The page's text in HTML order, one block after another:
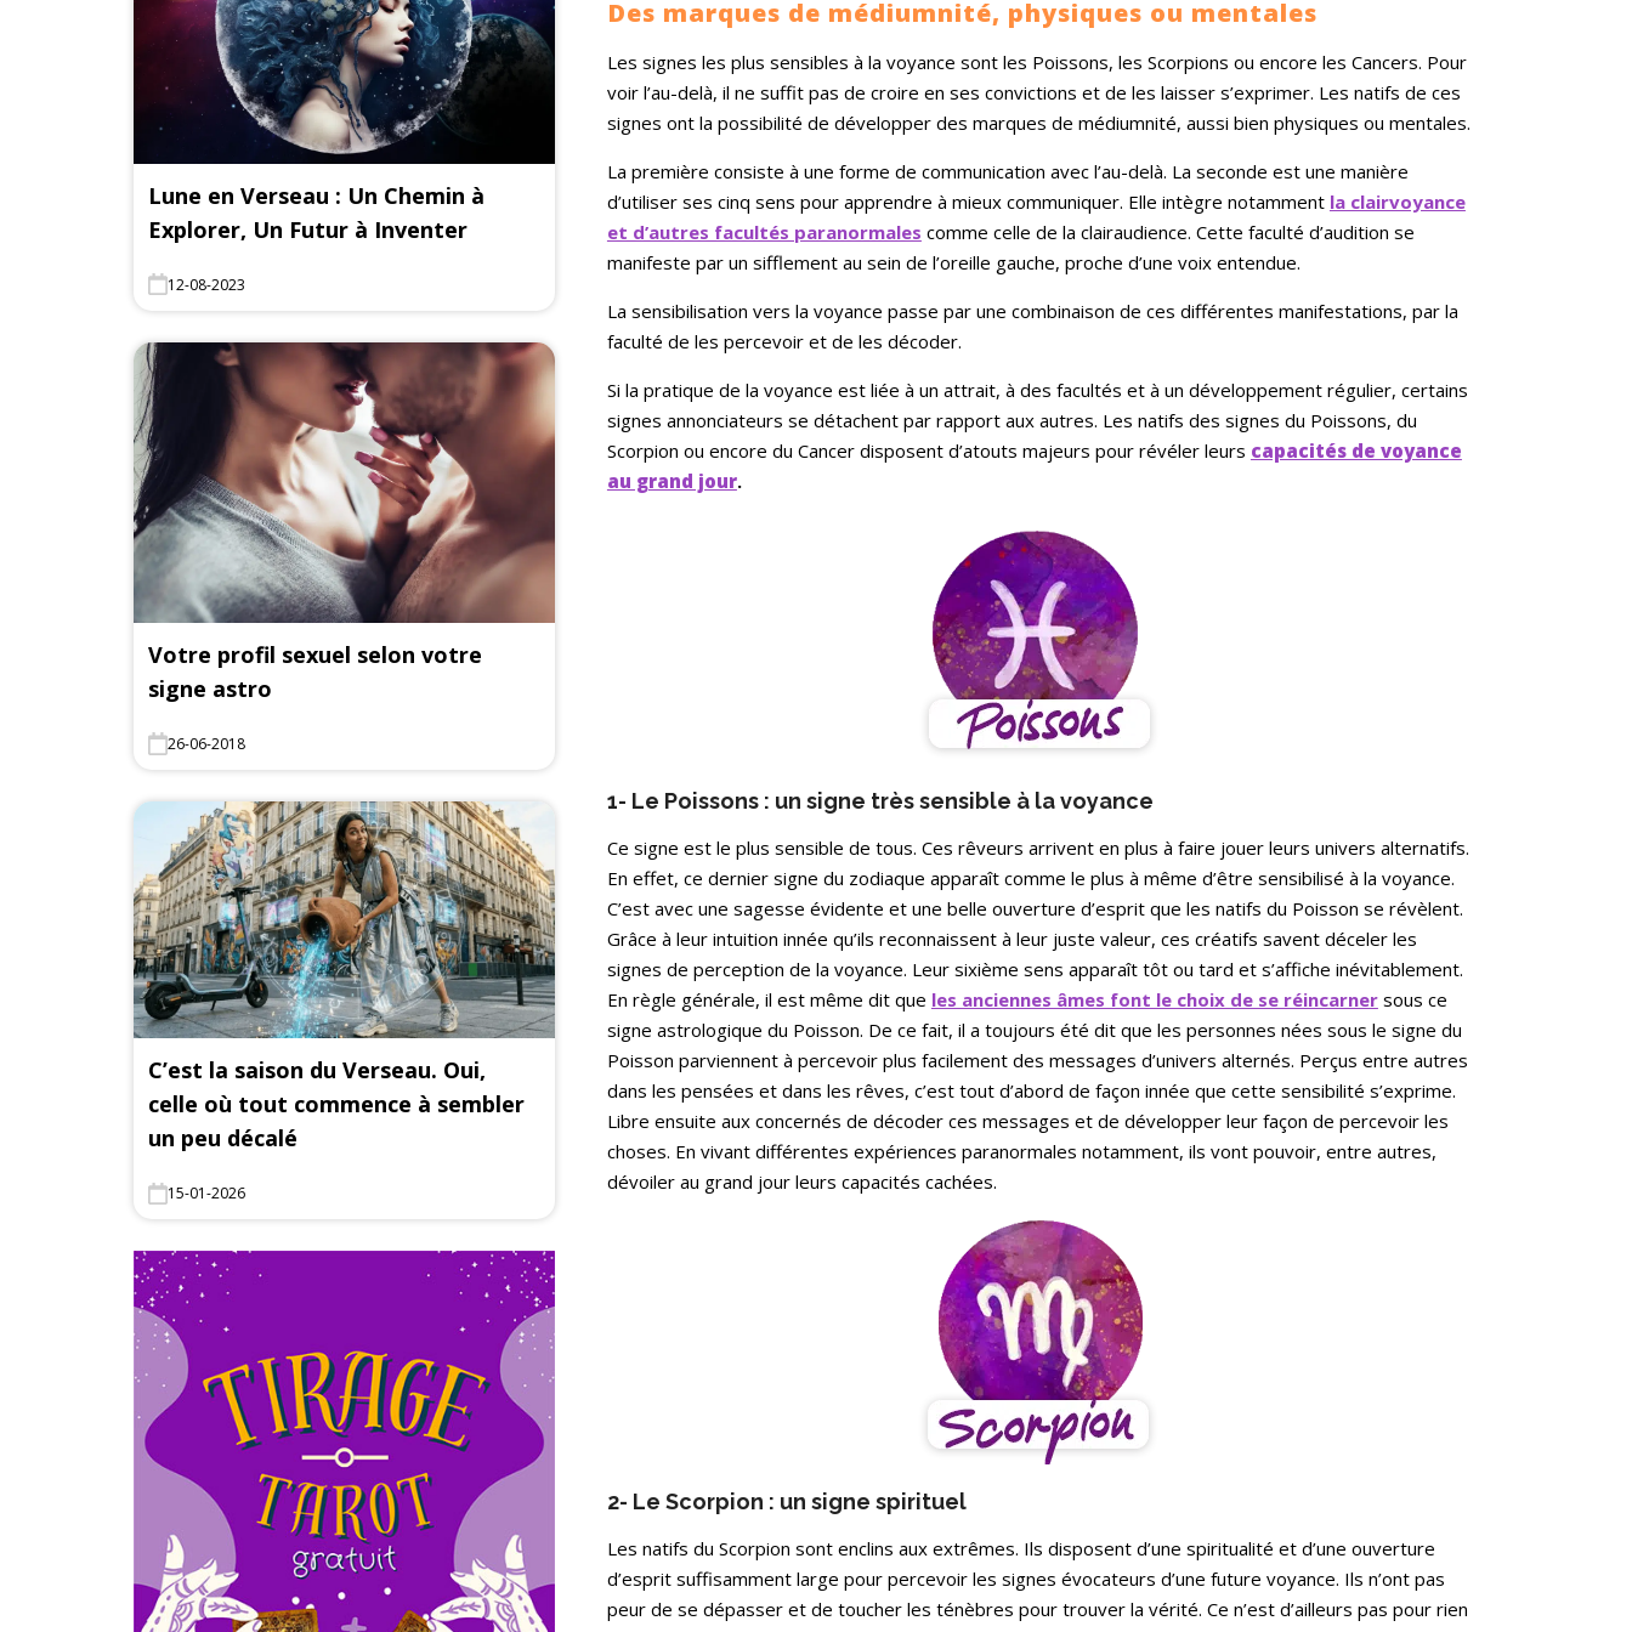
Lune en Verseau : Un Chemin à
Explorer, Un Futur à Inventer
12-08-2023
Votre profil sexuel selon votre
signe astro
26-06-2018
C’est la saison du Verseau. Oui,
celle où tout commence à sembler
un peu décalé
15-01-2026
Des marques de médiumnité, physiques ou mentales
Les signes les plus sensibles à la voyance sont les Poissons, les Scorpions ou encore les Cancers. Pour
voir l’au-delà, il ne suffit pas de croire en ses convictions et de les laisser s’exprimer. Les natifs de ces
signes ont la possibilité de développer des marques de médiumnité, aussi bien physiques ou mentales.
La première consiste à une forme de communication avec l’au-delà. La seconde est une manière
d’utiliser ses cinq sens pour apprendre à mieux communiquer. Elle intègre notamment la clairvoyance
et d’autres facultés paranormales comme celle de la clairaudience. Cette faculté d’audition se
manifeste par un sifflement au sein de l’oreille gauche, proche d’une voix entendue.
La sensibilisation vers la voyance passe par une combinaison de ces différentes manifestations, par la
faculté de les percevoir et de les décoder.
Si la pratique de la voyance est liée à un attrait, à des facultés et à un développement régulier, certains
signes annonciateurs se détachent par rapport aux autres. Les natifs des signes du Poissons, du
Scorpion ou encore du Cancer disposent d’atouts majeurs pour révéler leurs capacités de voyance
au grand jour.
1- Le Poissons : un signe très sensible à la voyance
Ce signe est le plus sensible de tous. Ces rêveurs arrivent en plus à faire jouer leurs univers alternatifs.
En effet, ce dernier signe du zodiaque apparaît comme le plus à même d’être sensibilisé à la voyance.
C’est avec une sagesse évidente et une belle ouverture d’esprit que les natifs du Poisson se révèlent.
Grâce à leur intuition innée qu’ils reconnaissent à leur juste valeur, ces créatifs savent déceler les
signes de perception de la voyance. Leur sixième sens apparaît tôt ou tard et s’affiche inévitablement.
En règle générale, il est même dit que les anciennes âmes font le choix de se réincarnersous ce
signe astrologique du Poisson. De ce fait, il a toujours été dit que les personnes nées sous le signe du
Poisson parviennent à percevoir plus facilement des messages d’univers alternés. Perçus entre autres
dans les pensées et dans les rêves, c’est tout d’abord de façon innée que cette sensibilité s’exprime.
Libre ensuite aux concernés de décoder ces messages et de développer leur façon de percevoir les
choses. En vivant différentes expériences paranormales notamment, ils vont pouvoir, entre autres,
dévoiler au grand jour leurs capacités cachées.
2- Le Scorpion : un signe spirituel
Les natifs du Scorpion sont enclins aux extrêmes. Ils disposent d’une spiritualité et d’une ouverture
d’espritsuffisamment large pour percevoir les signes évocateurs d’une future voyance. Ils n’ont pas
peur de se dépasser et de toucher les ténèbres pour trouver la vérité. Ce n’est d’ailleurs pas pour rien